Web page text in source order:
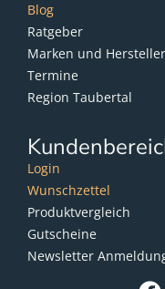
Blog
Ratgeber
Marken und Hersteller
Termine
Region Taubertal
Login
Wunschzettel
Produktvergleich
Gutscheine
Newsletter